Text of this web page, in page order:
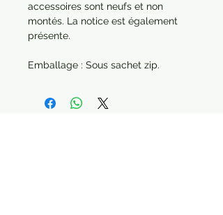
accessoires sont neufs et non
montés. La notice est également
présente.
Emballage : Sous sachet zip.
Dans le cas d'une commande de